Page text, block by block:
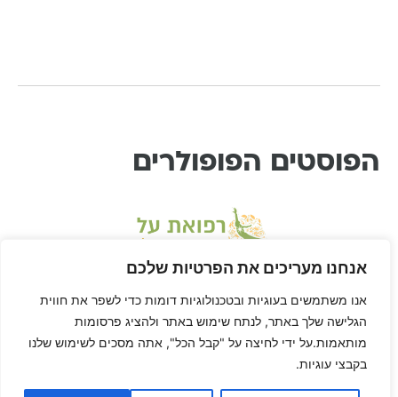
אנחנו מעריכים את הפרטיות שלכם
אנו משתמשים בעוגיות ובטכנולוגיות דומות כדי לשפר את חווית
הגלישה שלך באתר, לנתח שימוש באתר ולהציג פרסומות
מותאמות.על ידי לחיצה על "קבל הכל", אתה מסכים לשימוש שלנו
בקבצי עוגיות.
הפוסטים הפופולרים
* דיסקליימר: דן הוא לא רופא ורפואת-על היא שיטה בתחום הרפואה המשלימה, ולא